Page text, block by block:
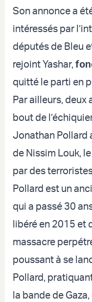
Son annonce a
intéressés par
députés de Bleu
rejoint Yashar,
quitté le parti en
Par ailleurs, deux
bout de
Jonathan Pollard
de Nissim Louk,
par des
Pollard est un
qui a passé 30
libéré en 2015 et
massacre
poussant à se
Pollard,
la bande de